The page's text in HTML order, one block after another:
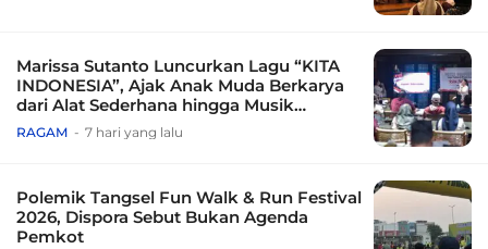
Marissa Sutanto Luncurkan Lagu “KITA
INDONESIA”, Ajak Anak Muda Berkarya
dari Alat Sederhana hingga Musik
Tradisional
RAGAM 7 hari yang lalu
Polemik Tangsel Fun Walk & Run Festival
2026, Dispora Sebut Bukan Agenda
Pemkot